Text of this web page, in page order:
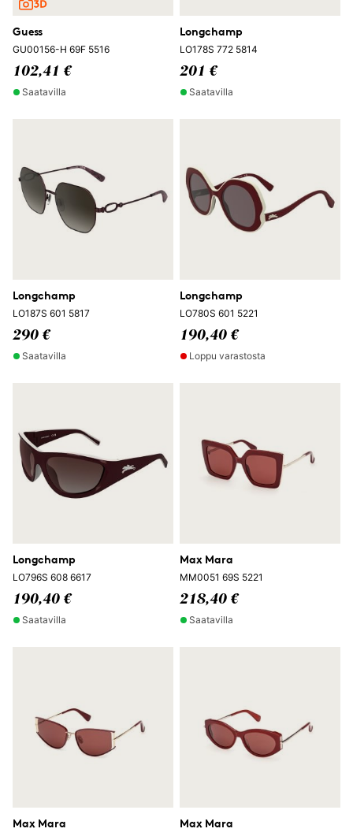
Guess
GU00156-H 69F 5516
102,41 €
Saatavilla
Longchamp
LO178S 772 5814
201 €
Saatavilla
Longchamp
LO187S 601 5817
290 €
Saatavilla
Longchamp
LO780S 601 5221
190,40 €
Loppu varastosta
Longchamp
LO796S 608 6617
190,40 €
Saatavilla
Max Mara
MM0051 69S 5221
218,40 €
Saatavilla
Max Mara Max Mara